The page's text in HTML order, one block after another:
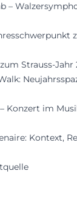
–
Strauss-Jahr
Konzert im
Kontext,